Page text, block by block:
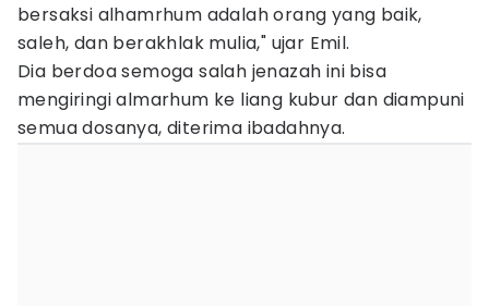
bersaksi alhamrhum adalah orang yang baik,
saleh, dan berakhlak mulia," ujar Emil.
Dia berdoa semoga salah jenazah ini bisa
mengiringi almarhum ke liang kubur dan diampuni
semua dosanya, diterima ibadahnya.